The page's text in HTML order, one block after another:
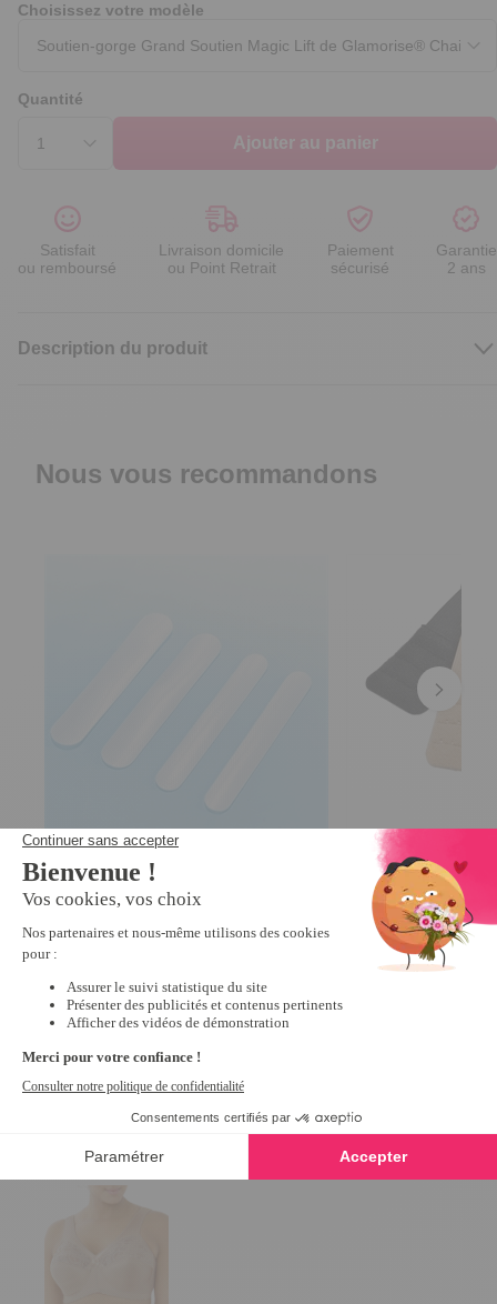
Choisissez votre modèle
Quantité
Ajouter au panier
Satisfait
ou remboursé
Livraison domicile
ou Point Retrait
Paiement
sécurisé
Garantie
2 ans
Description du produit
Nous vous recommandons
Lot de 2 paires antiglisse bretelles
3.8 /5 - 60
6,99 €
Lot de 2
gorge à 2
4.5/5-
Derniers articles consultés